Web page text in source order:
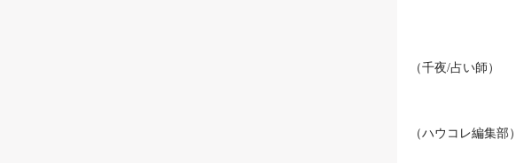
（千夜/占い師）
（ハウコレ編集部）